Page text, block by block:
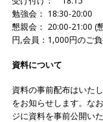
勉強会： 18:30-20:00
懇親会： 20:00-21:00 (
円,会員：1,000円のご
資料について
資料の事前配布はいた
をお知らせします。な
ジに資料を事前公開い